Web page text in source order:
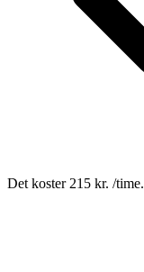
Det koster 215 kr. /time.